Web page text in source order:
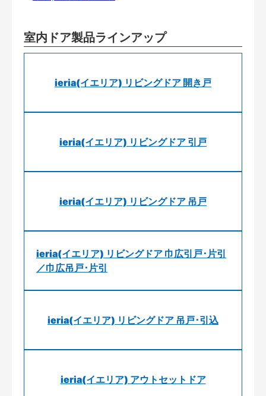
室内ドア製品ラインアップ
ieria(イエリア) リビングドア 開き戸
ieria(イエリア) リビングドア 引戸
ieria(イエリア) リビングドア 吊戸
ieria(イエリア) リビングドア 巾広引戸･片引
／巾広吊戸･片引
ieria(イエリア) リビングドア 吊戸･引込
ieria(イエリア) アウトセットドア